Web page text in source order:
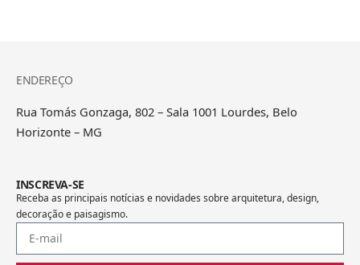
ENDEREÇO
Rua Tomás Gonzaga, 802 – Sala 1001 Lourdes, Belo
Horizonte – MG
INSCREVA-SE
Receba as principais notícias e novidades sobre arquitetura, design,
decoração e paisagismo.